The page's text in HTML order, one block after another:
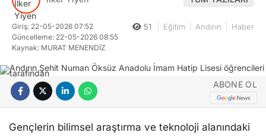
Giriş: 22-05-2026 07:52
Güncelleme: 22-05-2026 08:55
Kaynak: MURAT MENENDİZ
51 Eğitim Andırın Haber
ABONE OL
Gençlerin bilimsel araştırma ve teknoloji alanındaki